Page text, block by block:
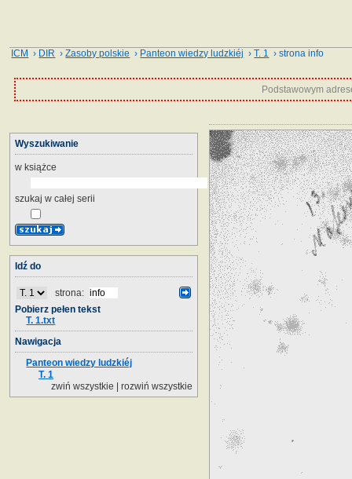
ICM › DIR ›Zasoby polskie › Panteon wiedzy ludzkiéj ›T. 1 › strona info
Podstawowym
Wyszukiwanie
w książce
szukaj w całej serii
Idź do
strona:
Pobierz pełen tekst
T. 1.txt
Nawigacja
Panteon wiedzy ludzkiéj
T. 1
zwiń wszystkie
rozwiń wszystkie